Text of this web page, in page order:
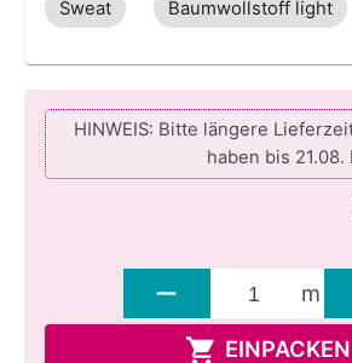
Sweat Baumwollstoff light
HINWEIS: Bitte längere
haben bis
m
EINPACKEN